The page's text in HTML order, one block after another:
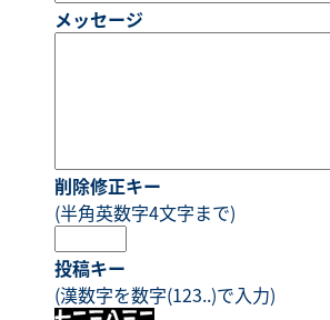
メッセージ
削除修正キー
(半角英数字4文字まで)
投稿キー
(漢数字を数字(123..)で入力)